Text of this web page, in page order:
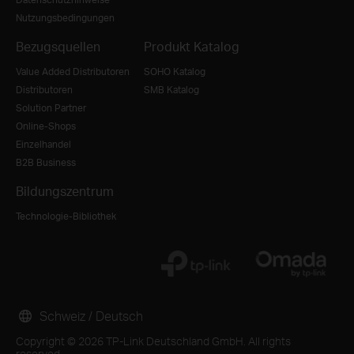
Nutzungsbedingungen
Bezugsquellen
Value Added Distributoren
Distributoren
Solution Partner
Online-Shops
Einzelhandel
B2B Business
Produkt Katalog
SOHO Katalog
SMB Katalog
Bildungszentrum
Technologie-Bibliothek
Copyright © 2026 TP-Link Deutschland GmbH. All rights
Schweiz / Deutsch